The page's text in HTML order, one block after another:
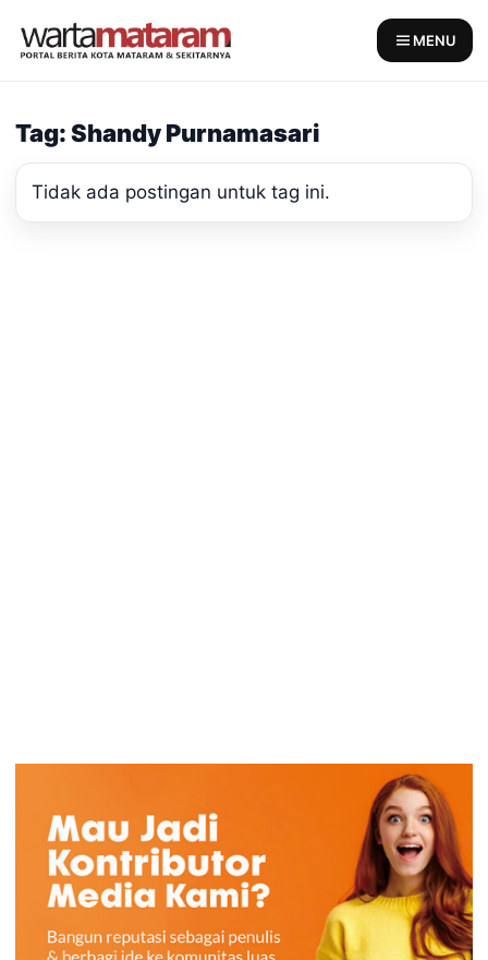
MENU
Tag: Shandy Purnamasari
Tidak ada postingan untuk tag ini.